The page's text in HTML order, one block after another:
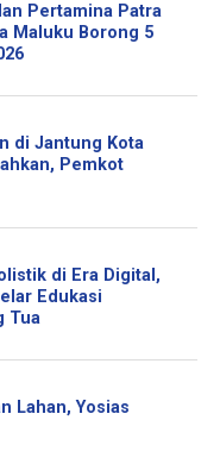
Pertamina Patra
Maluku Borong 5
di Jantung Kota
Pemkot
di Era Digital,
Edukasi
Tua
Lahan, Yosias